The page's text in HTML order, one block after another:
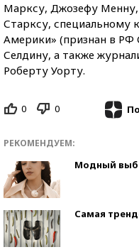
Марксу, Джозефу
Старксу, специальному
Америки» (признан в
Селдину, а также
Роберту Уорту.
0 0
РЕКОМЕНДУЕМ:
Модный
Самая